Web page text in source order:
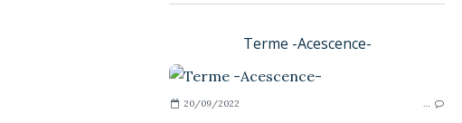
Terme -Acescence-
20/09/2022 …